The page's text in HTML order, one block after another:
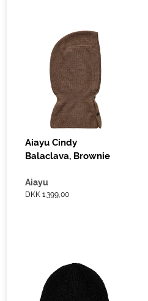
Aiayu Cindy
Balaclava, Brownie
Aiayu
DKK 1.399,00